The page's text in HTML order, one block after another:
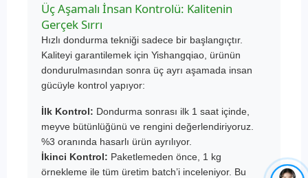
Üç Aşamalı İnsan Kontrolü: Kalitenin
Gerçek Sırrı
Hızlı dondurma tekniği sadece bir başlangıçtır.
Kaliteyi garantilemek için Yishangqiao, ürünün
dondurulmasından sonra üç ayrı aşamada insan
gücüyle kontrol yapıyor:
İlk Kontrol: Dondurma sonrası ilk 1 saat içinde,
meyve bütünlüğünü ve rengini değerlendiriyoruz.
%3 oranında hasarlı ürün ayrılıyor.
İkinci Kontrol: Paketlemeden önce, 1 kg
örnekleme ile tüm üretim batch’i inceleniyor. Bu